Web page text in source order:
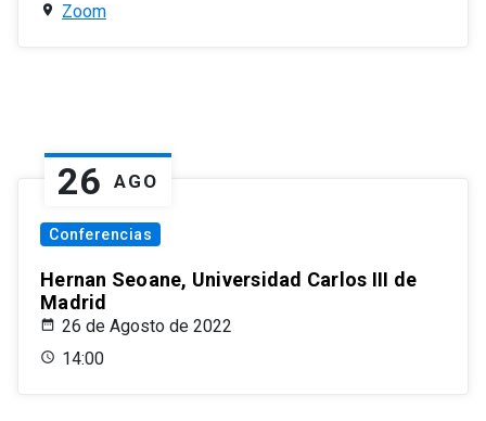
Zoom
26 AGO
Conferencias
Hernan Seoane, Universidad Carlos III de
Madrid
26 de Agosto de 2022
14:00